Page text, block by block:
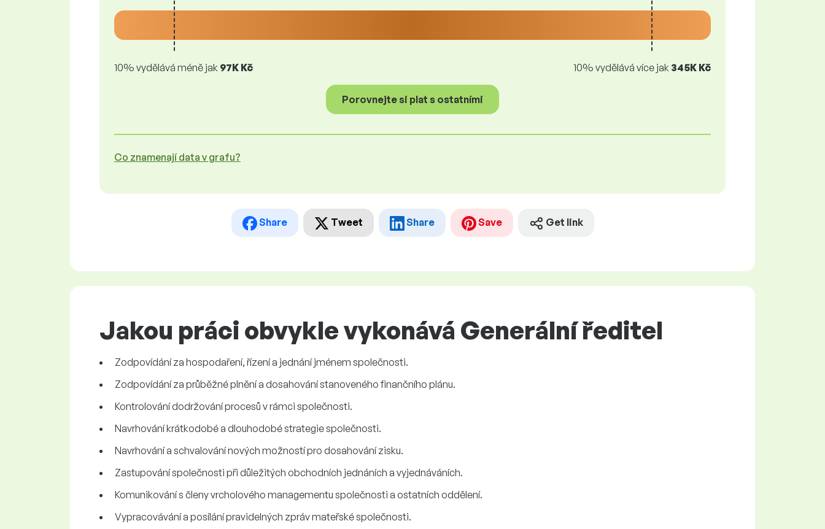
10% vydělává méně jak 97K Kč 10% vydělává více jak 345K Kč
Porovnejte si plat s ostatními
Co znamenají data v grafu?
Share Tweet Share Save Get link
Jakou práci obvykle vykonává Generální ředitel
Zodpovídání za hospodaření, řízení a jednání jménem společnosti.
Zodpovídání za průběžné plnění a dosahování stanoveného finančního plánu.
Kontrolování dodržování procesů v rámci společnosti.
Navrhování krátkodobé a dlouhodobé strategie společnosti.
Navrhování a schvalování nových možností pro dosahování zisku.
Zastupování společnosti při důležitých obchodních jednáních a vyjednáváních.
Komunikování s členy vrcholového managementu společnosti a ostatních oddělení.
Vypracovávání a posílání pravidelných zpráv mateřské společnosti.